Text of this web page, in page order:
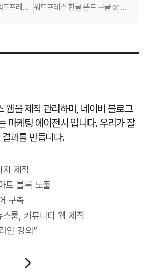
자사몰 만들기 이제, 워드프레스 제작이 대세입니다. 워드프레스 한글 폰트 구글 or 프리텐다드 뭐 쓸까?
웹을 제작 관리하며, 네이버 블로그
마케팅 에이전시 입니다. 우리가 잘
과를 만듭니다.
지 제작
트 블록 노출
구축
룸, 커뮤니티 웹 제작
인 강의”